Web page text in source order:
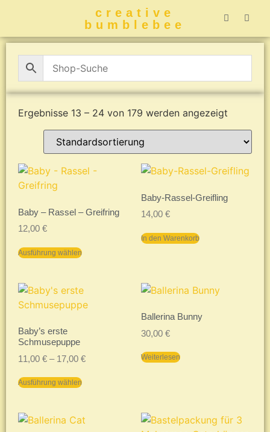
creative
bumblebee
Ergebnisse 13 – 24 von 179 werden angezeigt
Baby – Rassel – Greifring
12,00 €
Ausführung wählen
Baby-Rassel-Greifling
14,00 €
In den Warenkorb
Baby’s erste
Schmusepuppe
11,00 € – 17,00 €
Ausführung wählen
Ballerina Bunny
30,00 €
Weiterlesen